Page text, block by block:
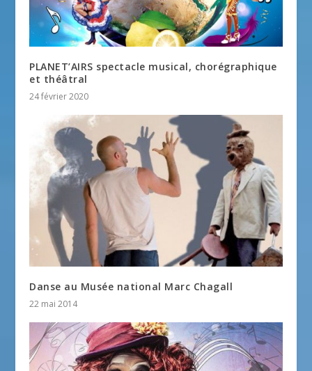
PLANET’AIRS spectacle musical, chorégraphique
et théâtral
24 février 2020
Danse au Musée national Marc Chagall
22 mai 2014